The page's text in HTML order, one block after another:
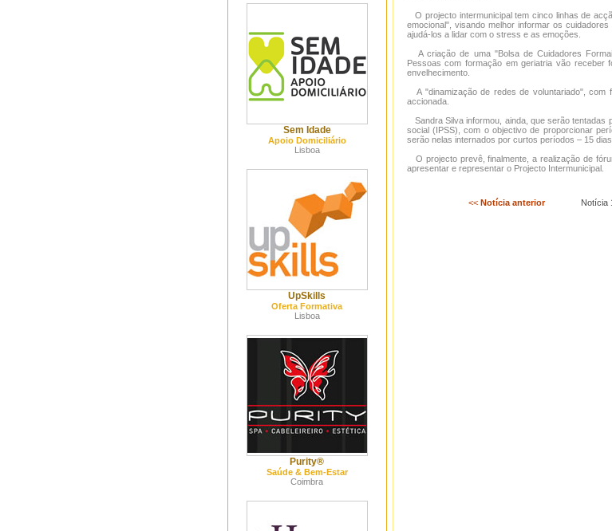
Sem Idade
Apoio Domiciliário
Lisboa
UpSkills
Oferta Formativa
Lisboa
Purity®
Saúde & Bem-Estar
Coimbra
O projecto intermunicipal tem cinco linhas de
emocional", visando melhor informar os
ajudá-los a lidar com o stress e as emoções.
A criação de uma "Bolsa de Cuidadores
Pessoas com formação em geriatria vão receber
envelhecimento.
A "dinamização de redes de voluntariado", com
accionada.
Sandra Silva informou, ainda, que serão tentadas
social (IPSS), com o objectivo de proporcionar
serão nelas internados por curtos períodos – 15 dias
O projecto prevê, finalmente, a realização de
apresentar e representar o Projecto Intermunicipal.
<< Notícia anteriorNotícia